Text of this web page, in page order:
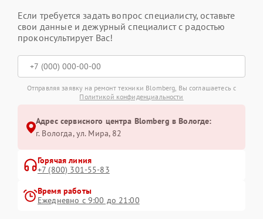
Если требуется задать вопрос специалисту, оставьте
свои данные и дежурный специалист с радостью
проконсультирует Вас!
Отправляя заявку на ремонт техники Blomberg, Вы соглашаетесь с
Политикой конфиденциальности
Адрес сервисного центра Blomberg в Вологде:
г. Вологда, ул. Мира, 82
Горячая линия
+7 (800) 301-55-83
Время работы
Ежедневно с 9:00 до 21:00